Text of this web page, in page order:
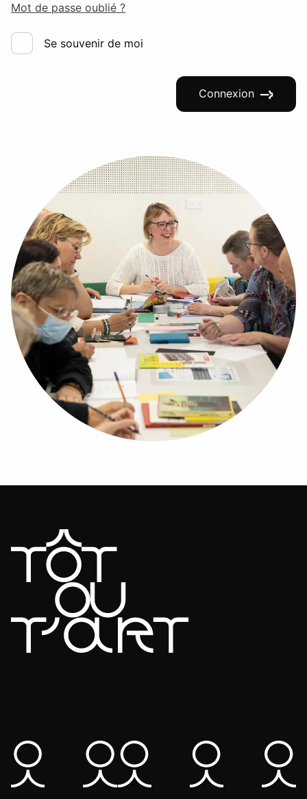
Mot de passe oublié ?
Se souvenir de moi
Connexion